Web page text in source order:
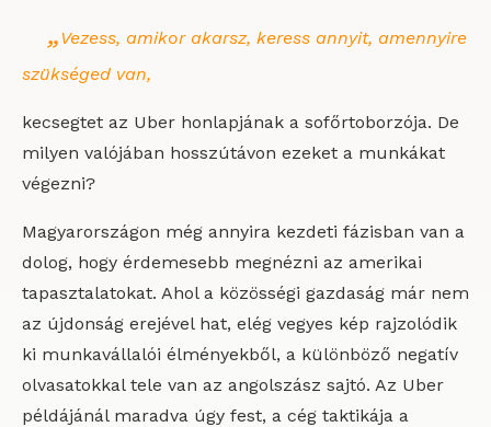
„ Vezess, amikor akarsz, keress annyit, amennyire
szükséged van,
kecsegtet az Uber honlapjának a sofőrtoborzója. De
milyen valójában hosszútávon ezeket a munkákat
végezni?
Magyarországon még annyira kezdeti fázisban van a
dolog, hogy érdemesebb megnézni az amerikai
tapasztalatokat. Ahol a közösségi gazdaság már nem
az újdonság erejével hat, elég vegyes kép rajzolódik
ki munkavállalói élményekből, a különböző negatív
olvasatokkal tele van az angolszász sajtó. Az Uber
példájánál maradva úgy fest, a cég taktikája a